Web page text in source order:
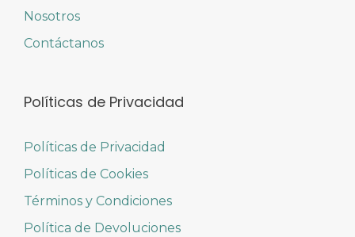
Nosotros
Contáctanos
Políticas de Privacidad
Políticas de Privacidad
Políticas de Cookies
Términos y Condiciones
Política de Devoluciones